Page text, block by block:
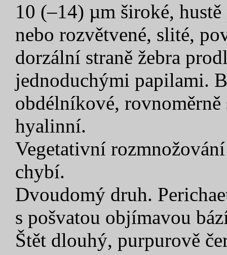
10 (–14) µm široké,
nebo rozvětvené, slité,
dorzální straně žebra
jednoduchými papilami.
obdélníkové,
hyalinní.
Vegetativní
chybí.
Dvoudomý druh.
s pošvatou objímavou
Štět dlouhý, purpurově